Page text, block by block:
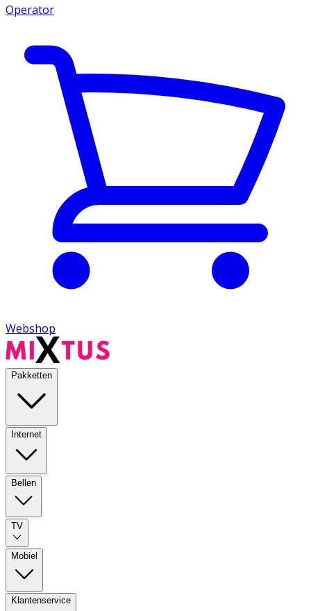
Operator
Webshop
Pakketten
Internet
Bellen
TV
Mobiel
Klantenservice